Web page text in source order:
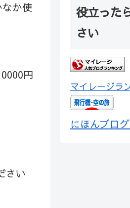
か使
円
さい
役立った
さい
マイレージラ
にほんブロ